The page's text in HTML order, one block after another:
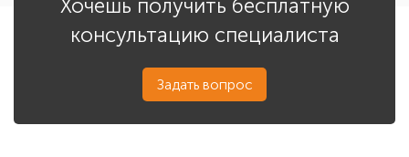
Хочешь получить бесплатную
консультацию специалиста
Задать вопрос